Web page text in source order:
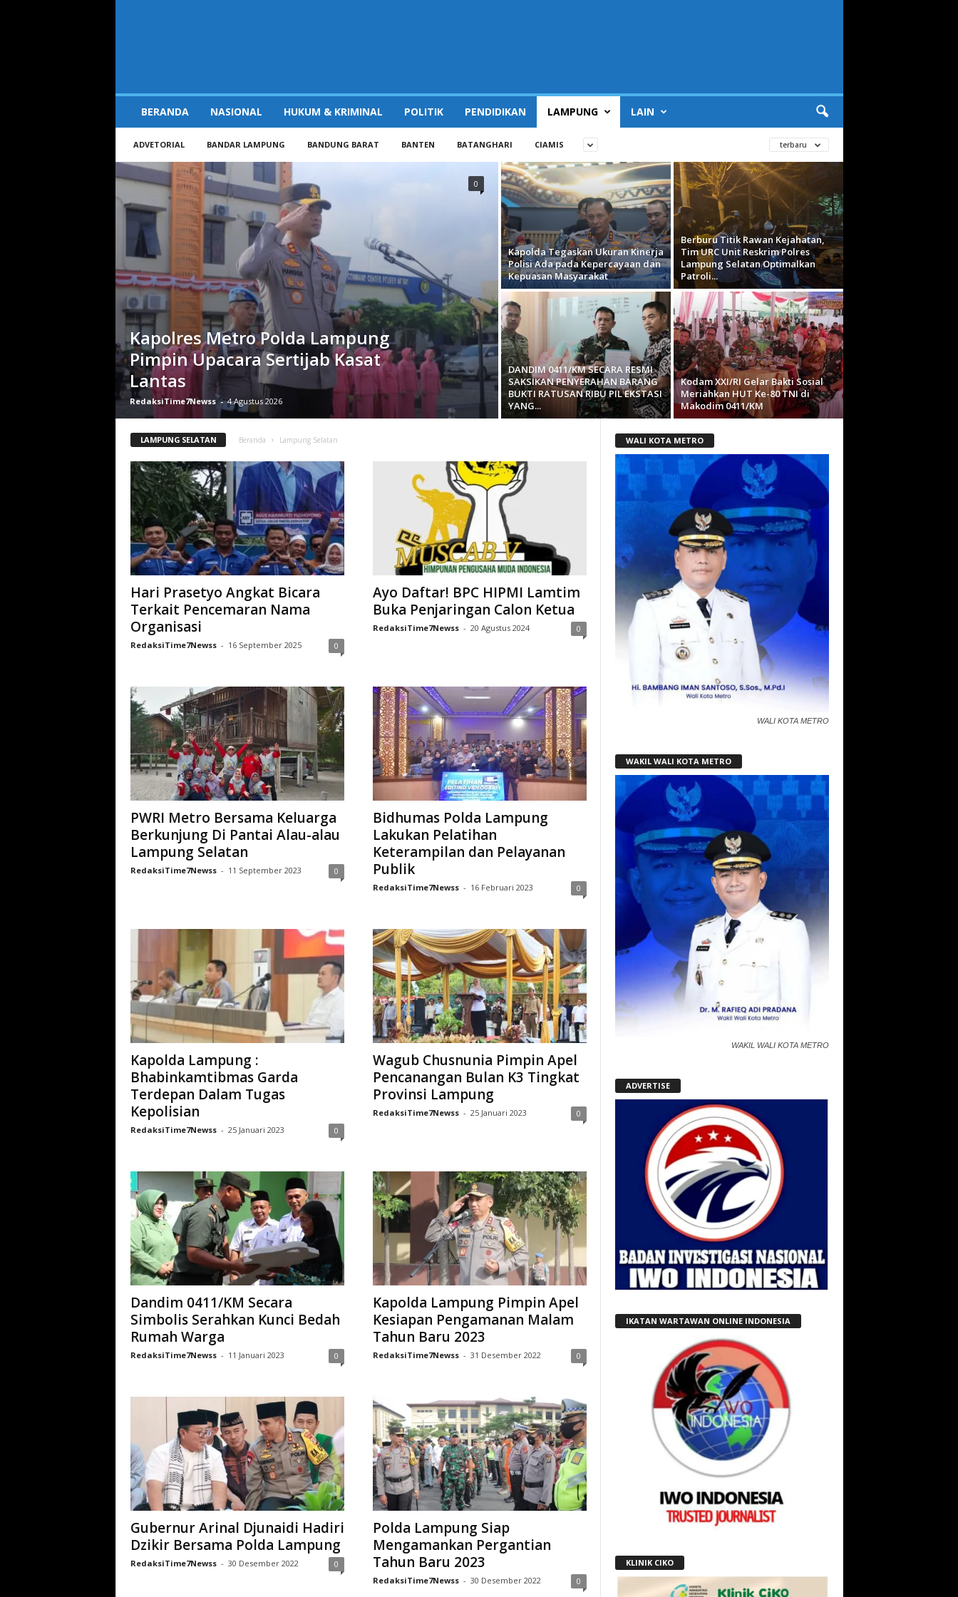
BERANDA NASIONAL HUKUM & KRIMINAL POLITIK PENDIDIKAN LAMPUNG LAIN
ADVETORIAL BANDAR LAMPUNG BANDUNG BARAT BANTEN BATANGHARI CIAMIS terbaru
Kapolres Metro Polda Lampung
Pimpin Upacara Sertijab Kasat
Lantas
RedaksiTime7Newss - 4 Agustus 2026
0
Kapolda Tegaskan Ukuran Kinerja
Polisi Ada pada Kepercayaan dan
Kepuasan Masyarakat
Berburu Titik Rawan Kejahatan,
Tim URC Unit Reskrim Polres
Lampung Selatan Optimalkan
Patroli...
DANDIM 0411/KM SECARA RESMI
SAKSIKAN PENYERAHAN BARANG
BUKTI RATUSAN RIBU PIL EKSTASI
YANG...
Kodam XXI/RI Gelar Bakti Sosial
Meriahkan HUT Ke-80 TNI di
Makodim 0411/KM
LAMPUNG SELATAN Beranda Lampung Selatan
Hari Prasetyo Angkat Bicara
Terkait Pencemaran Nama
Organisasi
RedaksiTime7Newss - 16 September 2025 0
Ayo Daftar! BPC HIPMI Lamtim
Buka Penjaringan Calon Ketua
RedaksiTime7Newss - 20 Agustus 2024 0
PWRI Metro Bersama Keluarga
Berkunjung Di Pantai Alau-alau
Lampung Selatan
RedaksiTime7Newss - 11 September 2023 0
Bidhumas Polda Lampung
Lakukan Pelatihan
Keterampilan dan Pelayanan
Publik
RedaksiTime7Newss - 16 Februari 2023 0
Kapolda Lampung :
Bhabinkamtibmas Garda
Terdepan Dalam Tugas
Kepolisian
RedaksiTime7Newss - 25 Januari 2023 0
Wagub Chusnunia Pimpin Apel
Pencanangan Bulan K3 Tingkat
Provinsi Lampung
RedaksiTime7Newss - 25 Januari 2023 0
Dandim 0411/KM Secara
Simbolis Serahkan Kunci Bedah
Rumah Warga
RedaksiTime7Newss - 11 Januari 2023 0
Kapolda Lampung Pimpin Apel
Kesiapan Pengamanan Malam
Tahun Baru 2023
RedaksiTime7Newss - 31 Desember 2022 0
Gubernur Arinal Djunaidi Hadiri
Dzikir Bersama Polda Lampung
RedaksiTime7Newss - 30 Desember 2022 0
Polda Lampung Siap
Mengamankan Pergantian
Tahun Baru 2023
RedaksiTime7Newss - 30 Desember 2022 0
WALI KOTA METRO
WALI KOTA METRO
WAKIL WALI KOTA METRO
WAKIL WALI KOTA METRO
ADVERTISE
IKATAN WARTAWAN ONLINE INDONESIA
KLINIK CIKO